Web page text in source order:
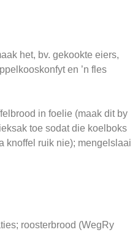
het, bv. gekookte eiers,
en ’n fles
in foelie (maak dit by
toe sodat die koelboks
knoffel ruik nie); mengelslaai
roosterbrood (WegRy